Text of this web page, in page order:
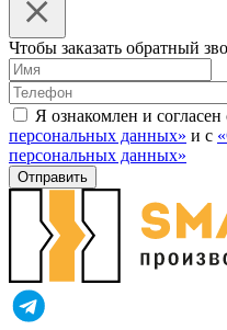
Чтобы заказать обратный
Я ознакомлен и согласен
персональных данных» и с
персональных данных»
Отправить